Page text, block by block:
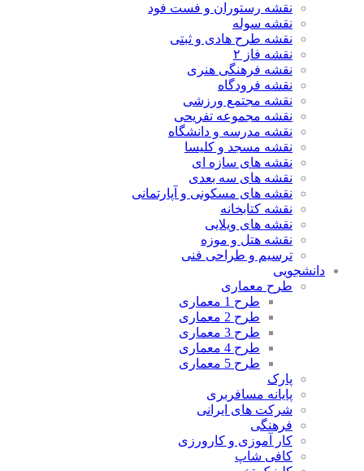
نقشه رستوران و فست فود
نقشه سوله
نقشه طرح هادی و ثبتی
نقشه فاز ۲
نقشه فرهنگی هنری
نقشه فرودگاه
نقشه مجتمع ورزشی
نقشه مجموعه تفریحی
نقشه مدرسه و دانشگاه
نقشه مسجد و کلیسا
نقشه های سازه ای
نقشه های سه بعدی
نقشه های مسکونی و آپارتمانی
نقشه کتابخانه
نقشه های ویلایی
نقشه هتل و موزه
ترسیم و طراحی فنی
دانشجویی
طرح معماری
طرح 1 معماری
طرح 2 معماری
طرح 3 معماری
طرح 4 معماری
طرح 5 معماری
پارک
پایانه مسافربری
شرکت های ایرانی
فرهنگی
کار آموزی و کارورزی
کافی شاپ